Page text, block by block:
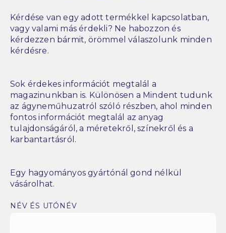
Kérdése van egy adott termékkel kapcsolatban,
vagy valami más érdekli? Ne habozzon és
kérdezzen bármit, örömmel válaszolunk minden
kérdésre.
Sok érdekes információt megtalál a
magazinunkban is. Különösen a Mindent tudunk
az ágyneműhuzatról szóló részben, ahol minden
fontos információt megtalál az anyag
tulajdonságáról, a méretekről, színekről és a
karbantartásról.
Egy hagyományos gyártónál gond nélkül
vásárolhat.
NÉV ÉS UTÓNÉV